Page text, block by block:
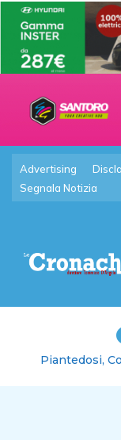
Advertising
Segnala Notizia
Piantedosi,